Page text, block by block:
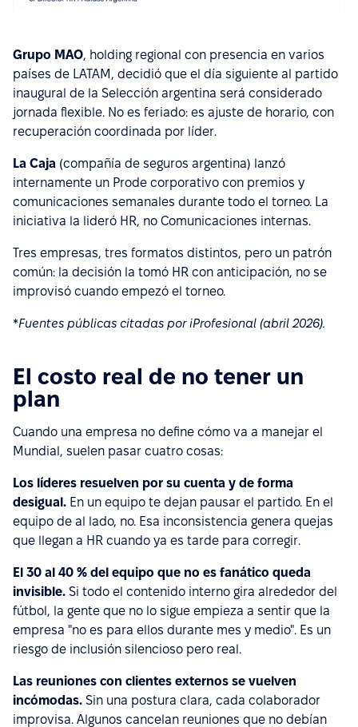
Grupo MAO, holding regional con presencia en varios
países de LATAM, decidió que el día siguiente al partido
inaugural de la Selección argentina será considerado
jornada flexible. No es feriado: es ajuste de horario, con
recuperación coordinada por líder.
La Caja (compañía de seguros argentina) lanzó
internamente un Prode corporativo con premios y
comunicaciones semanales durante todo el torneo. La
iniciativa la lideró HR, no Comunicaciones internas.
Tres empresas, tres formatos distintos, pero un patrón
común: la decisión la tomó HR con anticipación, no se
improvisó cuando empezó el torneo.
*Fuentes públicas citadas por iProfesional (abril 2026).
El costo real de no tener un
plan
Cuando una empresa no define cómo va a manejar el
Mundial, suelen pasar cuatro cosas:
Los líderes resuelven por su cuenta y de forma
desigual. En un equipo te dejan pausar el partido. En el
equipo de al lado, no. Esa inconsistencia genera quejas
que llegan a HR cuando ya es tarde para corregir.
El 30 al 40 % del equipo que no es fanático queda
invisible. Si todo el contenido interno gira alrededor del
fútbol, la gente que no lo sigue empieza a sentir que la
empresa "no es para ellos durante mes y medio". Es un
riesgo de inclusión silencioso pero real.
Las reuniones con clientes externos se vuelven
incómodas. Sin una postura clara, cada colaborador
improvisa. Algunos cancelan reuniones que no debían